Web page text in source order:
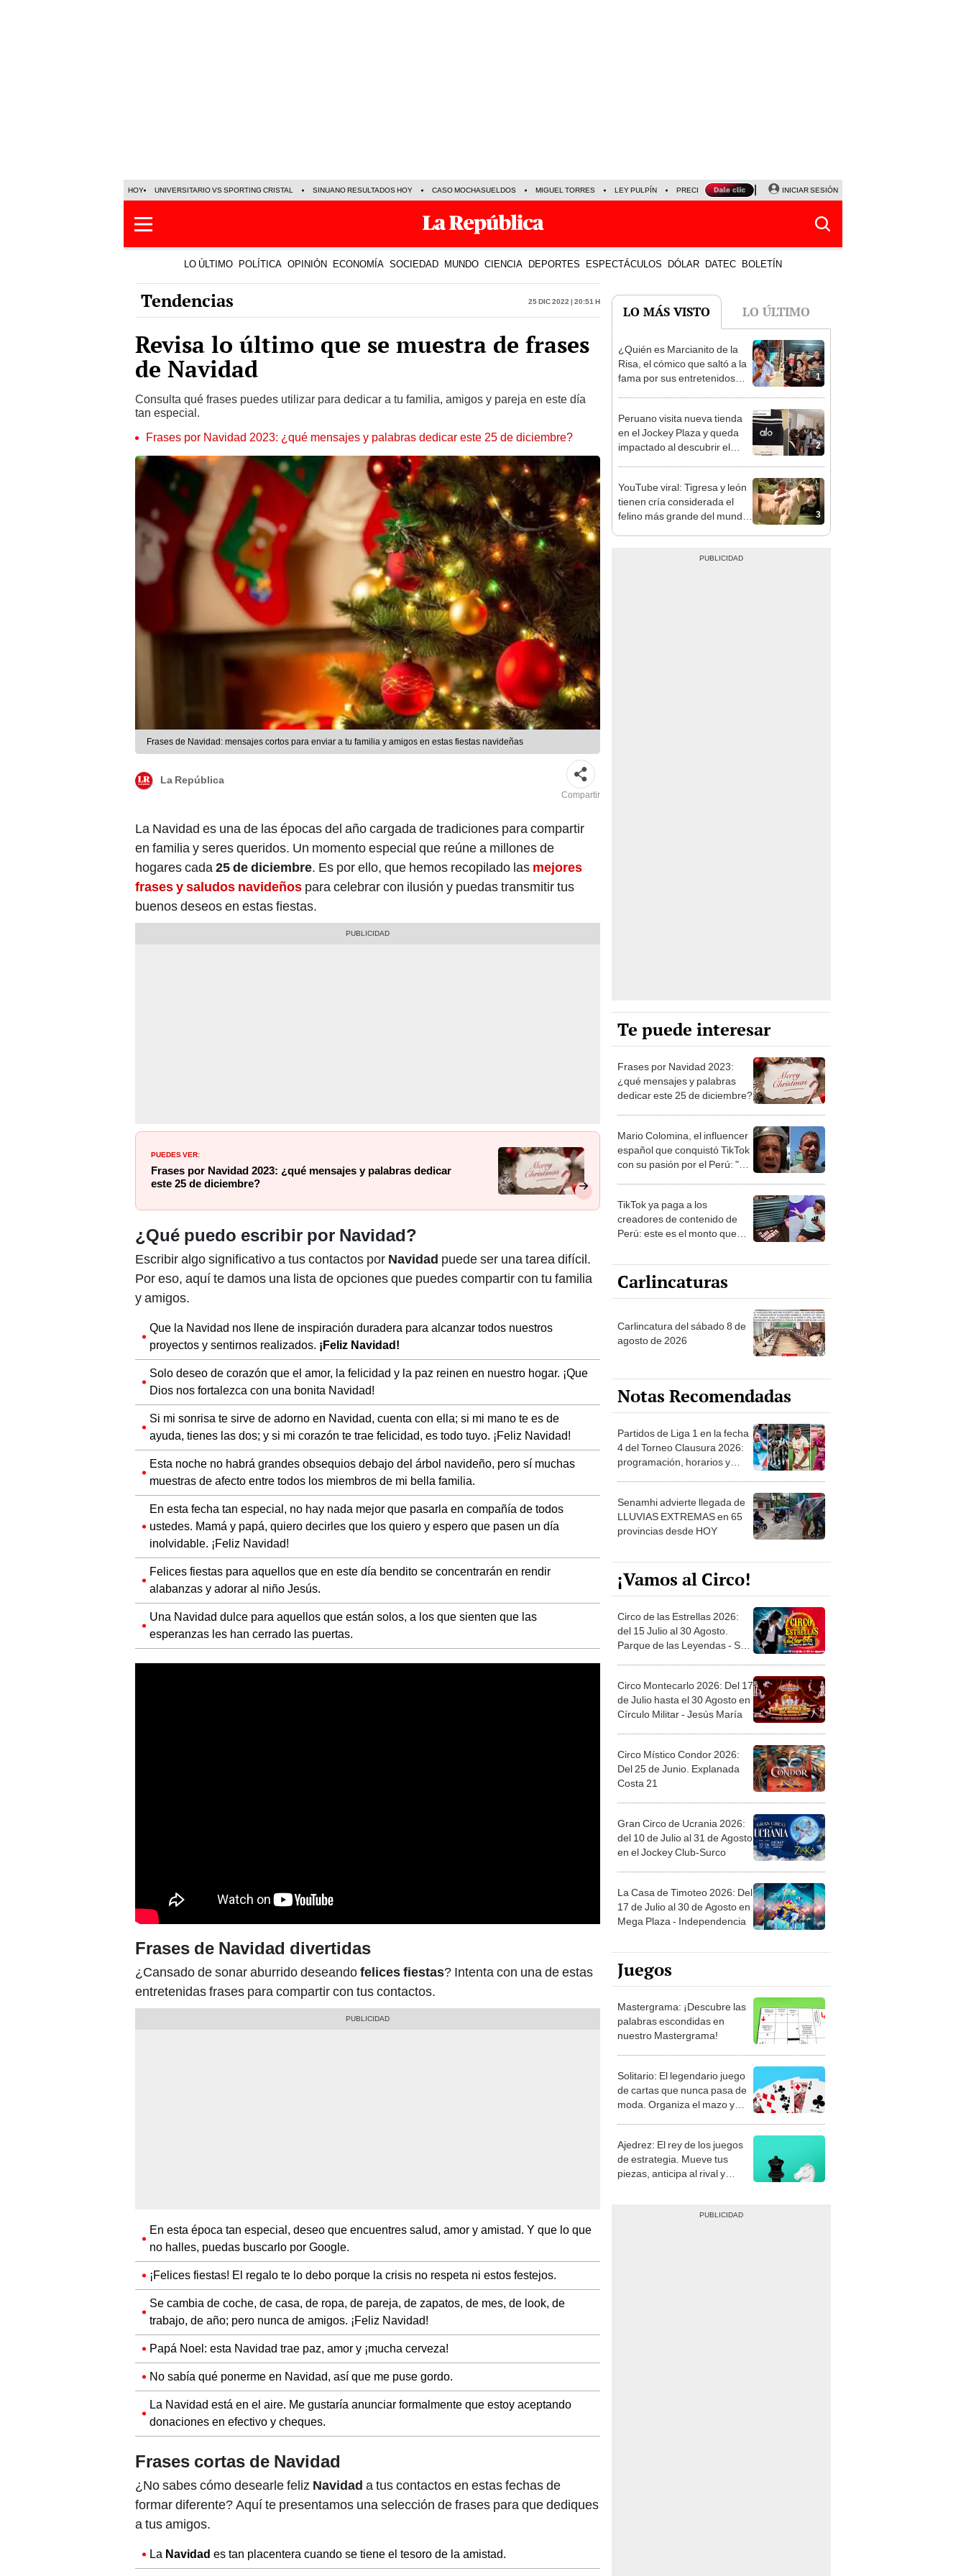
HOY UNIVERSITARIO VS SPORTING CRISTAL SINUANO RESULTADOS HOY CASO MOCHASUELDOS MIGUEL TORRES LEY PULPÍN PRECIO DEL DÓLAR CORTE DE LUZ VIERNES 7 DE AGOSTO
INICIAR SESIÓN
LO ÚLTIMO POLÍTICA OPINIÓN ECONOMÍA SOCIEDAD MUNDO CIENCIA DEPORTES ESPECTÁCULOS DÓLAR DATEC BOLETÍN
Tendencias 25 Dic 2022 | 20:51 h
Revisa lo último que se muestra de frases
de Navidad
Consulta qué frases puedes utilizar para dedicar a tu familia, amigos y pareja en este día
tan especial.
Frases por Navidad 2023: ¿qué mensajes y palabras dedicar este 25 de diciembre?
Frases de Navidad: mensajes cortos para enviar a tu familia y amigos en estas fiestas navideñas
La República
Compartir
La Navidad es una de las épocas del año cargada de tradiciones para compartir
en familia y seres queridos. Un momento especial que reúne a millones de
hogares cada25 de diciembre. Es por ello, que hemos recopilado las mejores
frases y saludos navideños para celebrar con ilusión y puedas transmitir tus
buenos deseos en estas fiestas.
PUEDES VER:
Frases por Navidad 2023: ¿qué mensajes y palabras dedicar
este 25 de diciembre?
¿Qué puedo escribir por Navidad?
Escribir algo significativo a tus contactos por Navidad puede ser una tarea difícil.
Por eso, aquí te damos una lista de opciones que puedes compartir con tu familia
y amigos.
Que la Navidad nos llene de inspiración duradera para alcanzar todos nuestros
proyectos y sentirnos realizados. ¡Feliz Navidad!
Solo deseo de corazón que el amor, la felicidad y la paz reinen en nuestro hogar. ¡Que
Dios nos fortalezca con una bonita Navidad!
Si mi sonrisa te sirve de adorno en Navidad, cuenta con ella; si mi mano te es de
ayuda, tienes las dos; y si mi corazón te trae felicidad, es todo tuyo. ¡Feliz Navidad!
Esta noche no habrá grandes obsequios debajo del árbol navideño, pero sí muchas
muestras de afecto entre todos los miembros de mi bella familia.
En esta fecha tan especial, no hay nada mejor que pasarla en compañía de todos
ustedes. Mamá y papá, quiero decirles que los quiero y espero que pasen un día
inolvidable. ¡Feliz Navidad!
Felices fiestas para aquellos que en este día bendito se concentrarán en rendir
alabanzas y adorar al niño Jesús.
Una Navidad dulce para aquellos que están solos, a los que sienten que las
esperanzas les han cerrado las puertas.
Frases de Navidad divertidas
¿Cansado de sonar aburrido deseandofelices fiestas? Intenta con una de estas
entretenidas frases para compartir con tus contactos.
En esta época tan especial, deseo que encuentres salud, amor y amistad. Y que lo que
no halles, puedas buscarlo por Google.
¡Felices fiestas! El regalo te lo debo porque la crisis no respeta ni estos festejos.
Se cambia de coche, de casa, de ropa, de pareja, de zapatos, de mes, de look, de
trabajo, de año; pero nunca de amigos. ¡Feliz Navidad!
Papá Noel: esta Navidad trae paz, amor y ¡mucha cerveza!
No sabía qué ponerme en Navidad, así que me puse gordo.
La Navidad está en el aire. Me gustaría anunciar formalmente que estoy aceptando
donaciones en efectivo y cheques.
Frases cortas de Navidad
¿No sabes cómo desearle feliz Navidad a tus contactos en estas fechas de
formar diferente? Aquí te presentamos una selección de frases para que dediques
a tus amigos.
La Navidad es tan placentera cuando se tiene el tesoro de la amistad.
LO MÁS VISTO LO ÚLTIMO
1
¿Quién es Marcianito de la
Risa, el cómico que saltó a la
fama por sus entretenidos
2
Peruano visita nueva tienda
en el Jockey Plaza y queda
impactado al descubrir el
3
YouTube viral: Tigresa y león
tienen cría considerada el
felino más grande del mundo
Te puede interesar
Frases por Navidad 2023:
¿qué mensajes y palabras
dedicar este 25 de diciembre?
Mario Colomina, el influencer
español que conquistó TikTok
con su pasión por el Perú: "Mi
TikTok ya paga a los
creadores de contenido de
Perú: este es el monto que
1.000 vistas
Carlincaturas
Carlincatura del sábado 8 de
agosto de 2026
Notas Recomendadas
Partidos de Liga 1 en la fecha
4 del Torneo Clausura 2026:
programación, horarios y
Senamhi advierte llegada de
LLUVIAS EXTREMAS en 65
provincias desde HOY
¡Vamos al Circo!
Circo de las Estrellas 2026:
del 15 Julio al 30 Agosto.
Parque de las Leyendas - San
Circo Montecarlo 2026: Del 17
de Julio hasta el 30 Agosto en
Círculo Militar - Jesús María
Circo Místico Condor 2026:
Del 25 de Junio. Explanada
Costa 21
Gran Circo de Ucrania 2026:
del 10 de Julio al 31 de Agosto
en el Jockey Club-Surco
La Casa de Timoteo 2026: Del
17 de Julio al 30 de Agosto en
Mega Plaza - Independencia
Juegos
Mastergrama: ¡Descubre las
palabras escondidas en
nuestro Mastergrama!
Solitario: El legendario juego
de cartas que nunca pasa de
moda. Organiza el mazo y
Ajedrez: El rey de los juegos
de estrategia. Mueve tus
piezas, anticipa al rival y